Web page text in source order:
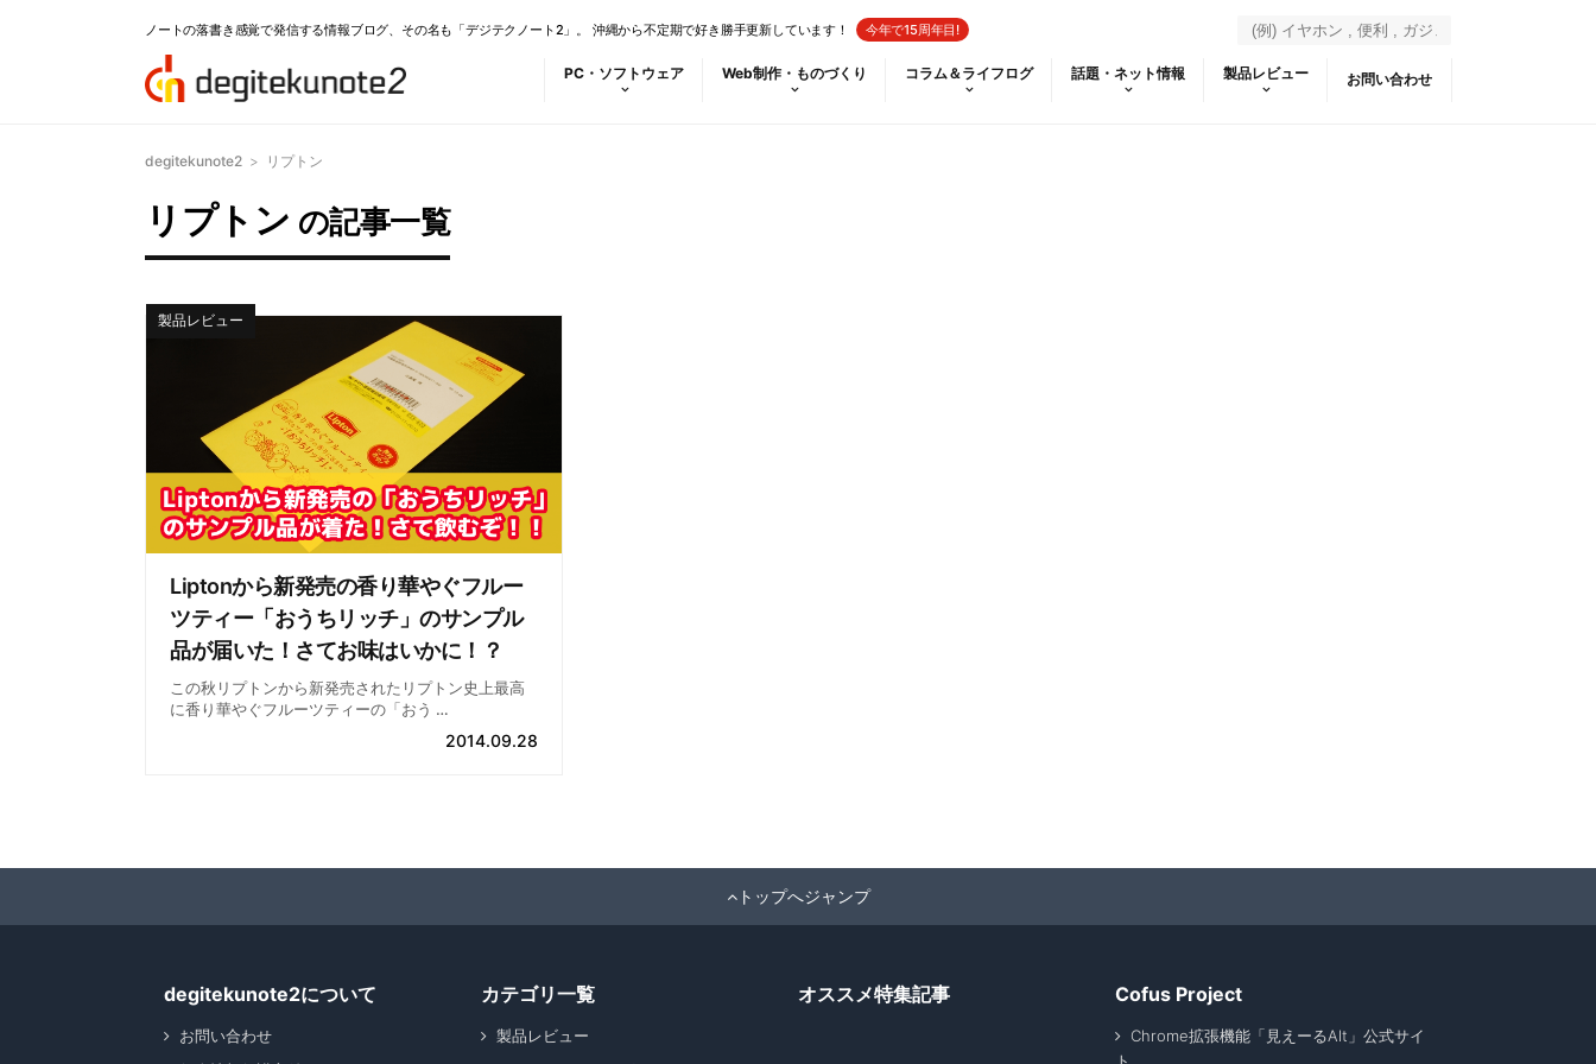
ノートの落書き感覚で発信する情報ブログ、その名も「デジテクノート2」。 沖縄から不定期で好き勝手更新しています！ 今年で15周年目!
PC・ソフトウェア Web制作・ものづくり コラム＆ライフログ 話題・ネット情報 製品レビュー お問い合わせ
degitekunote2 > リプトン
リプトン の記事一覧
Liptonから新発売の香り華やぐフルー
ツティー「おうちリッチ」のサンプル
品が届いた！さてお味はいかに！？
この秋リプトンから新発売されたリプトン史上最高
に香り華やぐフルーツティーの「おう …
製品レビュー
2014.09.28
トップへジャンプ
degitekunote2について
お問い合わせ
カテゴリ一覧
製品レビュー
オススメ特集記事 Cofus Project
Chrome拡張機能「見えーるAlt」公式サイ